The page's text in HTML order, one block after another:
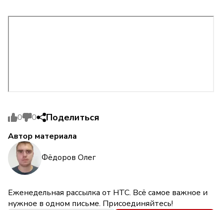
0 0 Поделиться
Автор материала
Фёдоров Олег
Еженедельная рассылка от НТС. Всё самое важное и
нужное в одном письме. Присоединяйтесь!